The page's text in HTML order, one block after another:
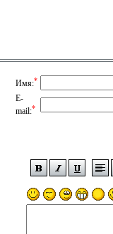
Имя:*
E-
mail:*